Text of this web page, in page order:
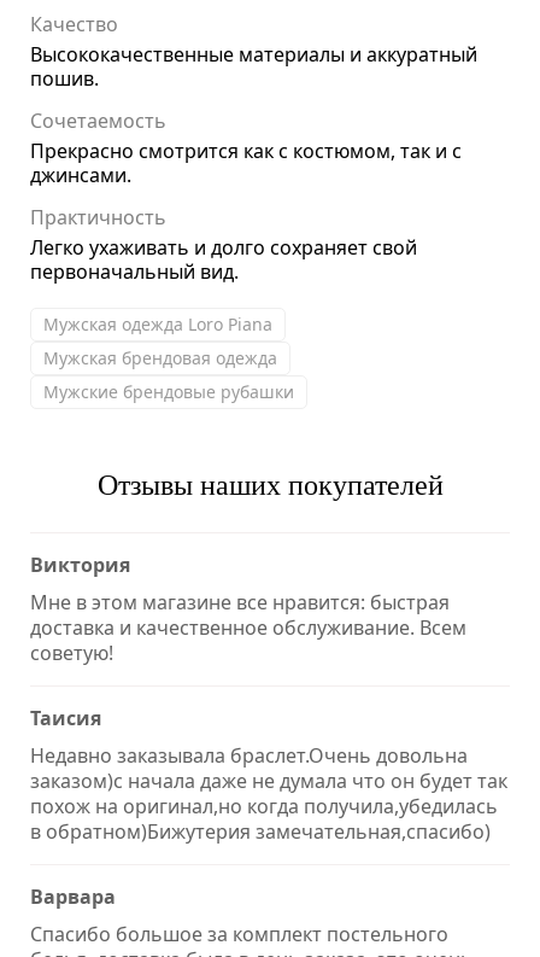
Качество
Высококачественные материалы и аккуратный
пошив.
Сочетаемость
Прекрасно смотрится как с костюмом, так и с
джинсами.
Практичность
Легко ухаживать и долго сохраняет свой
первоначальный вид.
Мужская одежда Loro Piana
Мужская брендовая одежда
Мужские брендовые рубашки
Отзывы наших покупателей
Виктория
Мне в этом магазине все нравится: быстрая
доставка и качественное обслуживание. Всем
советую!
Таисия
Недавно заказывала браслет.Очень довольна
заказом)с начала даже не думала что он будет так
похож на оригинал,но когда получила,убедилась
в обратном)Бижутерия замечательная,спасибо)
Варвара
Спасибо большое за комплект постельного